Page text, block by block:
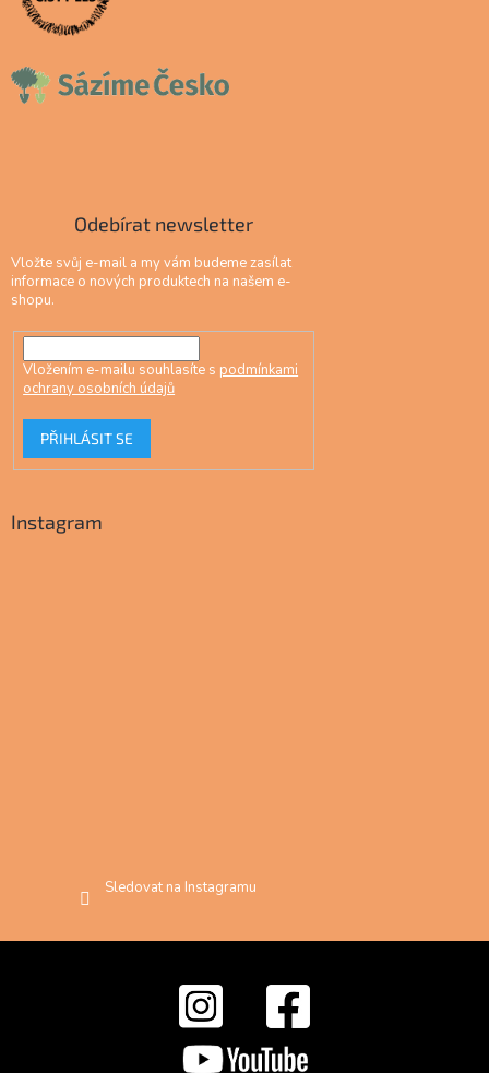
Odebírat newsletter
Vložte svůj e-mail a my vám budeme zasílat
informace o nových produktech na našem e-
shopu.
Vložením e-mailu souhlasíte s podmínkami
ochrany osobních údajů
PŘIHLÁSIT SE
Instagram
Sledovat na Instagramu